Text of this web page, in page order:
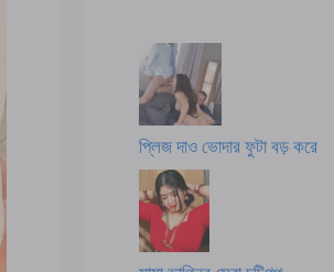
প্লিজ দাও ভোদার ফুটা বড় করে